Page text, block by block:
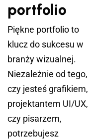
portfolio
Piękne portfolio to
klucz do sukcesu w
branży wizualnej.
Niezależnie od tego,
czy jesteś grafikiem,
projektantem UI/UX,
czy pisarzem,
potrzebujesz